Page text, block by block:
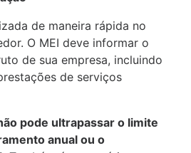
de maneira rápida no
O MEI deve informar o
de sua empresa, incluindo
de serviços
pode ultrapassar o limite
anual ou o